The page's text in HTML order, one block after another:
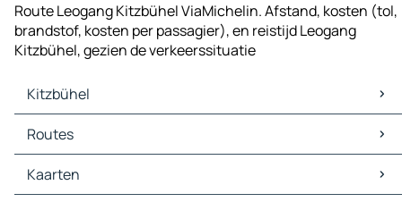
Route Leogang Kitzbühel ViaMichelin. Afstand, kosten (tol,
brandstof, kosten per passagier), en reistijd Leogang
Kitzbühel, gezien de verkeerssituatie
Kitzbühel
Kitzbühel Kaarten
Kitzbühel Verkeer
Kitzbühel Hotels
Kitzbühel Restaurants
Routes
Routes Kitzbühel - Kufstein
Routes Kitzbühel - Krimml
Kaarten